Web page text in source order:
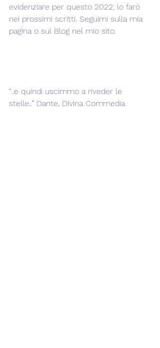
evidenziare per questo 2022; lo farò
nei prossimi scritti. Seguimi sulla mia
pagina o sul Blog nel mio sito.
“..e quindi uscimmo a riveder le
stelle..” Dante, Divina Commedia